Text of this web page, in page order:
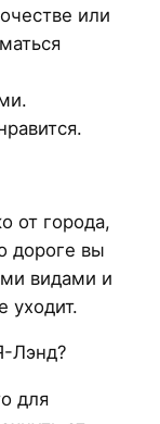
или
от города,
дороге вы
видами и
уходит.
Лэнд?
для